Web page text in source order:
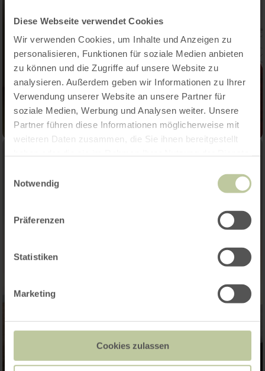
Diese Webseite verwendet Cookies
Wir verwenden Cookies, um Inhalte und Anzeigen zu
personalisieren, Funktionen für soziale Medien anbieten
zu können und die Zugriffe auf unsere Website zu
analysieren. Außerdem geben wir Informationen zu Ihrer
Verwendung unserer Website an unsere Partner für
soziale Medien, Werbung und Analysen weiter. Unsere
Partner führen diese Informationen möglicherweise mit
weiteren Daten zusammen, die Sie ihnen bereitgestellt
Notwendig
Präferenzen
Statistiken
Marketing
Cookies zulassen